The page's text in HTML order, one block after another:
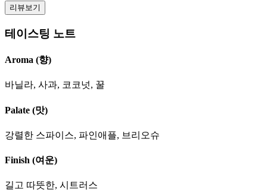
리뷰보기
테이스팅 노트
Aroma (향)
바닐라, 사과, 코코넛, 꿀
Palate (맛)
강렬한 스파이스, 파인애플, 브리오슈
Finish (여운)
길고 따뜻한, 시트러스